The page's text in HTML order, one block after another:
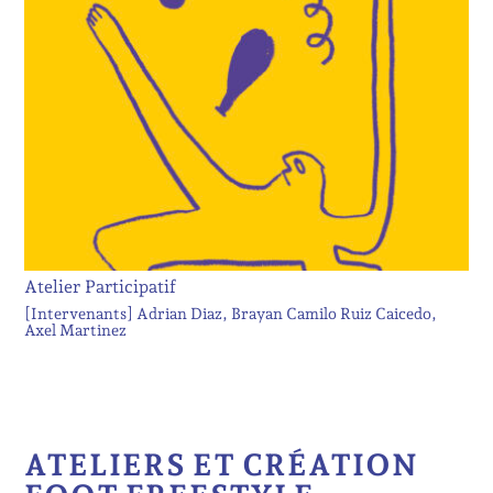
Atelier Participatif
[Intervenants] Adrian Diaz Brayan Camilo Ruiz Caicedo
Axel Martinez
ATELIERS ET CRÉATION